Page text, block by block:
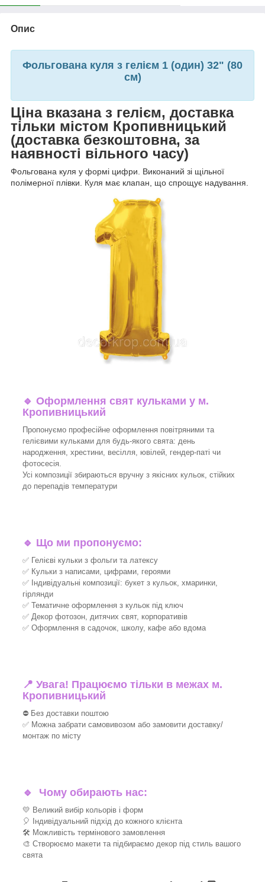
Опис
Фольгована куля з гелієм 1 (один) 32" (80
см)
Ціна вказана з гелієм, доставка
тільки містом Кропивницький
(доставка безкоштовна, за
наявності вільного часу)
Фольгована куля у формі цифри. Виконаний зі щільної
полімерної плівки. Куля має клапан, що спрощує надування.
🔹 Оформлення свят кульками у м.
Кропивницький
Пропонуємо професійне оформлення повітряними та
гелієвими кульками для будь-якого свята: день
народження, хрестини, весілля, ювілей, гендер-паті чи
фотосесія.
Усі композиції збираються вручну з якісних кульок, стійких
до перепадів температури
🔹 Що ми пропонуємо:
✅ Гелієві кульки з фольги та латексу
✅ Кульки з написами, цифрами, героями
✅ Індивідуальні композиції: букет з кульок, хмаринки,
гірлянди
✅ Тематичне оформлення з кульок під ключ
✅ Декор фотозон, дитячих свят, корпоративів
✅ Оформлення в садочок, школу, кафе або вдома
📍 Увага! Працюємо тільки в межах м.
Кропивницький
⛔ Без доставки поштою
✅ Можна забрати самовивозом або замовити доставку/
монтаж по місту
🔹 Чому обирають нас:
💛 Великий вибір кольорів і форм
🎈 Індивідуальний підхід до кожного клієнта
🛠 Можливість термінового замовлення
🎨 Створюємо макети та підбираємо декор під стиль вашого
свята